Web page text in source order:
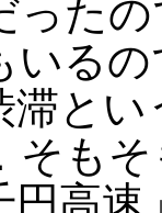
った
いる
とい
そも
円高